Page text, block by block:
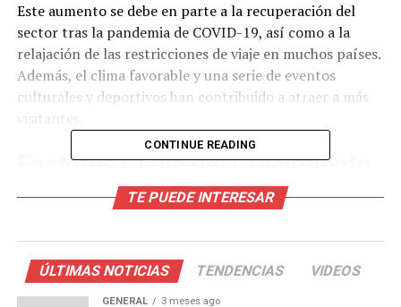
Este aumento se debe en parte a la recuperación del
sector tras la pandemia de COVID-19, así como a la
relajación de las restricciones de viaje en muchos países.
Además, el clima favorable y una serie de eventos
culturales y deportivos han contribuido a atraer a más
Factores Clave del Crecimiento
El crecimiento del turismo en España puede atribuirse a
conectividad aérea ha facilitado la llegada de turistas de
mercados lejanos como Estados Unidos y Asia. Además,
las campañas de promoción turística realizadas por el
CONTINUE READING
TE PUEDE INTERESAR
ÚLTIMAS NOTICIAS TENDENCIAS VIDEOS
GENERAL 3 meses ago